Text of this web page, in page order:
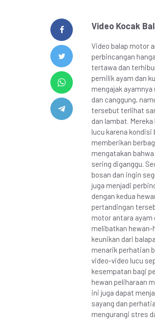
Video Kocak
Video balap motor
perbincangan
tertawa dan
pemilik ayam dan
mengajak
dan canggung,
tersebut terlihat
dan lambat.
lucu karena kondisi
memberikan
mengatakan
sering diganggu.
bosan dan ingin
juga menjadi
dengan kedua
pertandingan
motor antara ayam
melibatkan hewan-
keunikan dari
menarik perhatian
video-video lucu
kesempatan bagi
hewan peliharaan
ini juga dapat
sayang dan
mengurangi stres